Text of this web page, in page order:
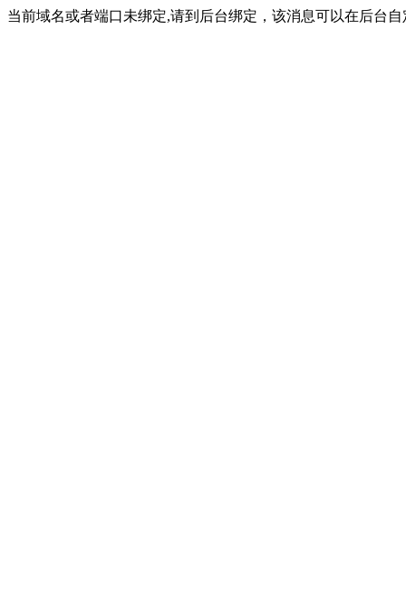
当前域名或者端口未绑定,请到后台绑定，该消息可以在后台自